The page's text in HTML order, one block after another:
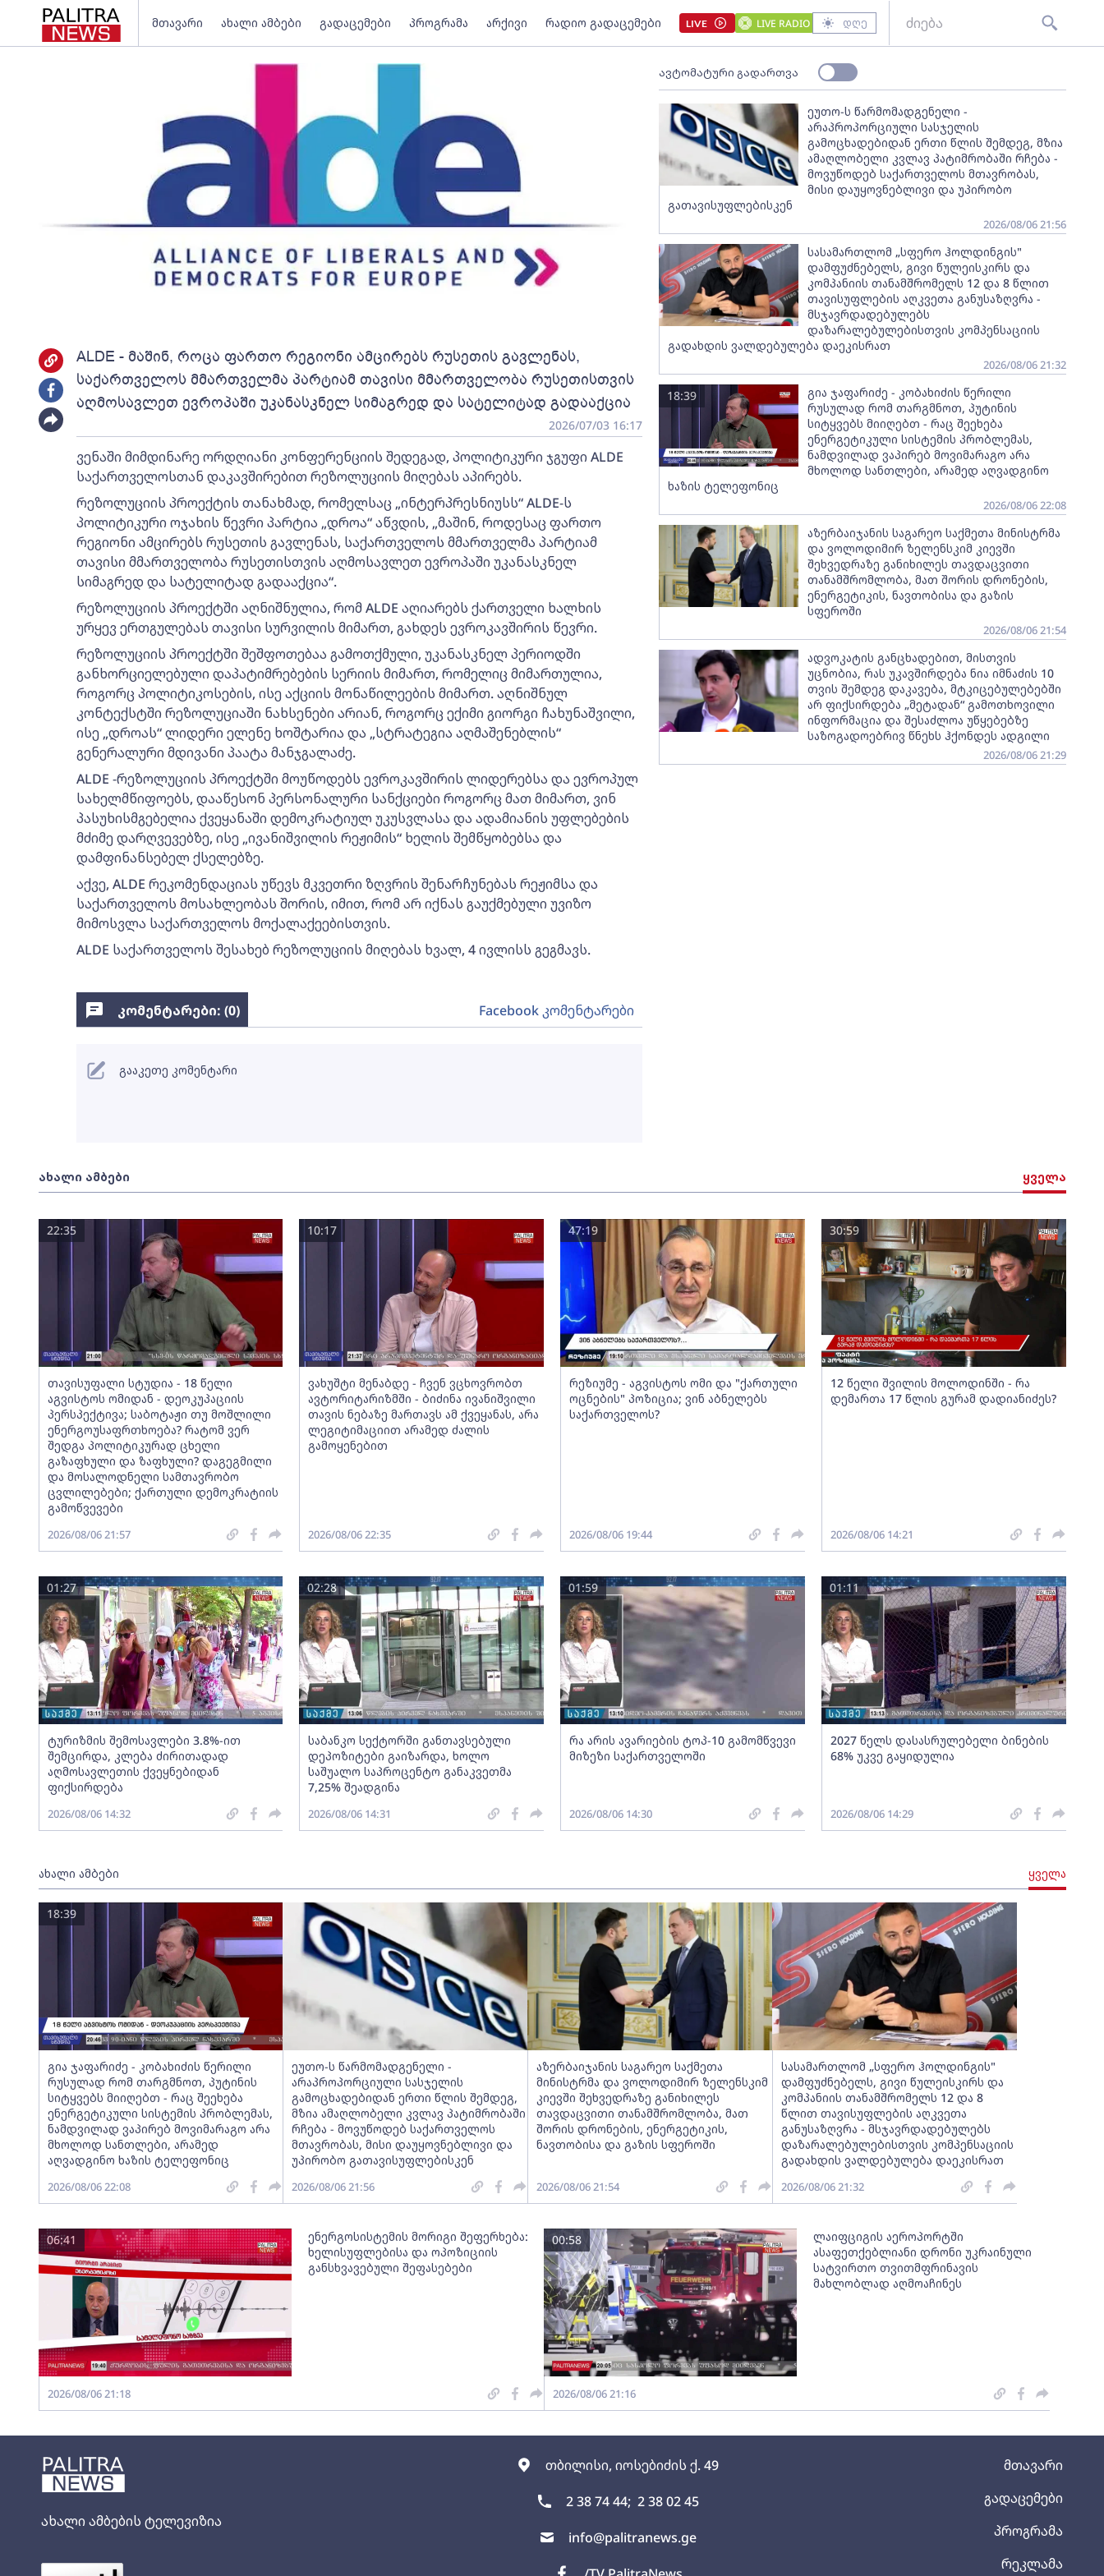
მთავარი ახალი ამბები გადაცემები პროგრამა არქივი რადიო გადაცემები LIVE LIVE RADIO დღე
ახალი ამბების ტელევიზია
თბილისი, იოსებიძის ქ. 49
2 38 74 44; 2 38 02 45
info@palitranews.ge
მთავარი
გადაცემები
პროგრამა
რეკლამა
ALDE - მაშინ, როცა ფართო რეგიონი ამცირებს რუსეთის გავლენას,
საქართველოს მმართველმა პარტიამ თავისი მმართველობა რუსეთისთვის
აღმოსავლეთ ევროპაში უკანასკნელ სიმაგრედ და სატელიტად გადააქცია
2026/07/03 16:17
ვენაში მიმდინარე ორდღიანი კონფერენციის შედეგად, პოლიტიკური ჯგუფი ALDE
საქართველოსთან დაკავშირებით რეზოლუციის მიღებას აპირებს.
რეზოლუციის პროექტის თანახმად, რომელსაც „ინტერპრესნიუსს“ ALDE-ს
პოლიტიკური ოჯახის წევრი პარტია „დროა“ აწვდის, „მაშინ, როდესაც ფართო
რეგიონი ამცირებს რუსეთის გავლენას, საქართველოს მმართველმა პარტიამ
თავისი მმართველობა რუსეთისთვის აღმოსავლეთ ევროპაში უკანასკნელ
სიმაგრედ და სატელიტად გადააქცია“.
რეზოლუციის პროექტში აღნიშნულია, რომ ALDE აღიარებს ქართველი ხალხის
ურყევ ერთგულებას თავისი სურვილის მიმართ, გახდეს ევროკავშირის წევრი.
რეზოლუციის პროექტში შეშფოთებაა გამოთქმული, უკანასკნელ პერიოდში
განხორციელებული დაპატიმრებების სერიის მიმართ, რომელიც მიმართულია,
როგორც პოლიტიკოსების, ისე აქციის მონაწილეების მიმართ. აღნიშნულ
კონტექსტში რეზოლუციაში ნახსენები არიან, როგორც ექიმი გიორგი ჩახუნაშვილი,
ისე „დროას“ ლიდერი ელენე ხოშტარია და „სტრატეგია აღმაშენებლის“
გენერალური მდივანი პაატა მანჯგალაძე.
ALDE -რეზოლუციის პროექტში მოუწოდებს ევროკავშირის ლიდერებსა და ევროპულ
სახელმწიფოებს, დააწესონ პერსონალური სანქციები როგორც მათ მიმართ, ვინ
პასუხისმგებელია ქვეყანაში დემოკრატიულ უკუსვლასა და ადამიანის უფლებების
მძიმე დარღვევებზე, ისე „ივანიშვილის რეჟიმის“ ხელის შემწყობებსა და
დამფინანსებელ ქსელებზე.
აქვე, ALDE რეკომენდაციას უწევს მკვეთრი ზღვრის შენარჩუნებას რეჟიმსა და
საქართველოს მოსახლეობას შორის, იმით, რომ არ იქნას გაუქმებული უვიზო
მიმოსვლა საქართველოს მოქალაქეებისთვის.
ALDE საქართველოს შესახებ რეზოლუციის მიღებას ხვალ, 4 ივლისს გეგმავს.
ავტომატური გადართვა
ეუთო-ს წარმომადგენელი -
არაპროპორციული სასჯელის
გამოცხადებიდან ერთი წლის შემდეგ, მზია
ამაღლობელი კვლავ პატიმრობაში რჩება -
მოვუწოდებ საქართველოს მთავრობას,
მისი დაუყოვნებლივი და უპირობო
გათავისუფლებისკენ
2026/08/06 21:56
სასამართლომ „სფერო ჰოლდინგის"
დამფუძნებელს, გივი წულეისკირს და
კომპანიის თანამშრომელს 12 და 8 წლით
თავისუფლების აღკვეთა განუსაზღვრა -
მსჯავრდადებულებს
დაზარალებულებისთვის კომპენსაციის
გადახდის ვალდებულება დაეკისრათ
2026/08/06 21:32
გია ჯაფარიძე - კობახიძის წერილი
რუსულად რომ თარგმნოთ, პუტინის
სიტყვებს მიიღებთ - რაც შეეხება
ენერგეტიკული სისტემის პრობლემას,
ნამდვილად ვაპირებ მოვიმარაგო არა
მხოლოდ სანთლები, არამედ აღვადგინო
ხაზის ტელეფონიც
18:39
2026/08/06 22:08
აზერბაიჯანის საგარეო საქმეთა მინისტრმა
და ვოლოდიმირ ზელენსკიმ კიევში
შეხვედრაზე განიხილეს თავდაცვითი
თანამშრომლობა, მათ შორის დრონების,
ენერგეტიკის, ნავთობისა და გაზის
სფეროში
2026/08/06 21:54
ადვოკატის განცხადებით, მისთვის
უცნობია, რას უკავშირდება ნია იმნაძის 10
თვის შემდეგ დაკავება, მტკიცებულებებში
არ ფიქსირდება „მეტადან“ გამოთხოვილი
ინფორმაცია და შესაძლოა უწყებებზე
საზოგადოებრივ წნეხს ჰქონდეს ადგილი
2026/08/06 21:29
ახალი ამბები ყველა
თავისუფალი სტუდია - 18 წელი
აგვისტოს ომიდან - დეოკუპაციის
პერსპექტივა; საბოტაჟი თუ მოშლილი
ენერგოუსაფრთხოება? რატომ ვერ
შედგა პოლიტიკურად ცხელი
გაზაფხული და ზაფხული? დაგეგმილი
და მოსალოდნელი სამთავრობო
ცვლილებები; ქართული დემოკრატიის
გამოწვევები
22:35
2026/08/06 21:57
ვახუშტი მენაბდე - ჩვენ ვცხოვრობთ
ავტორიტარიზმში - ბიძინა ივანიშვილი
თავის ნებაზე მართავს ამ ქვეყანას, არა
ლეგიტიმაციით არამედ ძალის
გამოყენებით
10:17
2026/08/06 22:35
რეზიუმე - აგვისტოს ომი და "ქართული
ოცნების" პოზიცია; ვინ აბნელებს
საქართველოს?
47:19
2026/08/06 19:44
12 წელი შვილის მოლოდინში - რა
დემართა 17 წლის გურამ დადიანიძეს?
30:59
2026/08/06 14:21
ტურიზმის შემოსავლები 3.8%-ით
შემცირდა, კლება ძირითადად
აღმოსავლეთის ქვეყნებიდან
ფიქსირდება
01:27
2026/08/06 14:32
საბანკო სექტორში განთავსებული
დეპოზიტები გაიზარდა, ხოლო
საშუალო საპროცენტო განაკვეთმა
7,25% შეადგინა
02:28
2026/08/06 14:31
რა არის ავარიების ტოპ-10 გამომწვევი
მიზეზი საქართველოში
01:59
2026/08/06 14:30
2027 წელს დასასრულებელი ბინების
68% უკვე გაყიდულია
01:11
2026/08/06 14:29
ახალი ამბები ყველა
გია ჯაფარიძე - კობახიძის წერილი
რუსულად რომ თარგმნოთ, პუტინის
სიტყვებს მიიღებთ - რაც შეეხება
ენერგეტიკული სისტემის პრობლემას,
ნამდვილად ვაპირებ მოვიმარაგო არა
მხოლოდ სანთლები, არამედ
აღვადგინო ხაზის ტელეფონიც
18:39
2026/08/06 22:08
ეუთო-ს წარმომადგენელი -
არაპროპორციული სასჯელის
გამოცხადებიდან ერთი წლის შემდეგ,
მზია ამაღლობელი კვლავ პატიმრობაში
რჩება - მოვუწოდებ საქართველოს
მთავრობას, მისი დაუყოვნებლივი და
უპირობო გათავისუფლებისკენ
2026/08/06 21:56
აზერბაიჯანის საგარეო საქმეთა
მინისტრმა და ვოლოდიმირ ზელენსკიმ
კიევში შეხვედრაზე განიხილეს
თავდაცვითი თანამშრომლობა, მათ
შორის დრონების, ენერგეტიკის,
ნავთობისა და გაზის სფეროში
2026/08/06 21:54
სასამართლომ „სფერო ჰოლდინგის"
დამფუძნებელს, გივი წულეისკირს და
კომპანიის თანამშრომელს 12 და 8
წლით თავისუფლების აღკვეთა
განუსაზღვრა - მსჯავრდადებულებს
დაზარალებულებისთვის კომპენსაციის
გადახდის ვალდებულება დაეკისრათ
2026/08/06 21:32
ენერგოსისტემის მორიგი შეფერხება:
ხელისუფლებისა და ოპოზიციის
განსხვავებული შეფასებები
06:41
2026/08/06 21:18
ლაიფციგის აეროპორტში
ასაფეთქებლიანი დრონი უკრაინული
სატვირთო თვითმფრინავის
მახლობლად აღმოაჩინეს
00:58
2026/08/06 21:16
კომენტარები: (0) Facebook კომენტარები
გააკეთე კომენტარი